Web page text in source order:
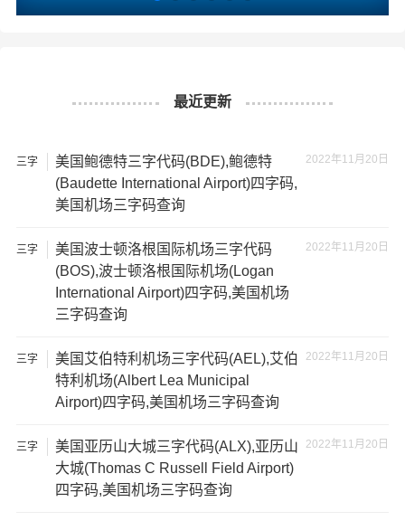
最近更新
三字
2022年11月20日
美国鲍德特三字代码(BDE),鲍德特
(Baudette International Airport)四字码,
美国机场三字码查询
三字
2022年11月20日
美国波士顿洛根国际机场三字代码
(BOS),波士顿洛根国际机场(Logan
International Airport)四字码,美国机场
三字码查询
三字
2022年11月20日
美国艾伯特利机场三字代码(AEL),艾伯
特利机场(Albert Lea Municipal
Airport)四字码,美国机场三字码查询
三字
2022年11月20日
美国亚历山大城三字代码(ALX),亚历山
大城(Thomas C Russell Field Airport)
四字码,美国机场三字码查询